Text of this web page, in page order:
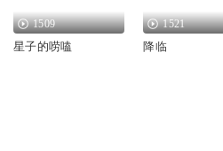
1509
星子的唠嗑
1521
降临